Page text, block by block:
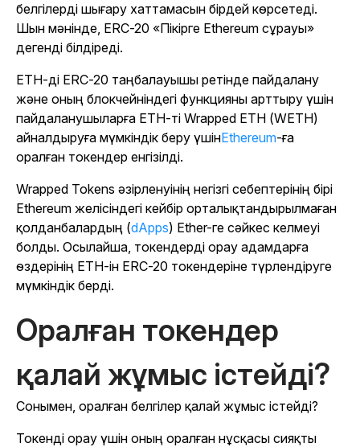
белгілерді шығару хаттамасын бірдей көрсетеді.
Шын мәнінде, ERC-20 «Пікірге Ethereum сұрауы»
дегенді білдіреді.
ETH-ді ERC-20 таңбалауышы ретінде пайдалану
және оның блокчейніндегі функцияны арттыру үшін
пайдаланушыларға ETH-ті Wrapped ETH (WETH)
айналдыруға мүмкіндік беру үшінEthereum-ға
оралған токендер енгізілді.
Wrapped Tokens әзірленуінің негізгі себептерінің бірі
Ethereum желісіндегі кейбір орталықтандырылмаған
қолданбалардың (dApps) Ether-ге сәйкес келмеуі
болды. Осылайша, токендерді орау адамдарға
өздерінің ETH-ін ERC-20 токендеріне түрлендіруге
мүмкіндік берді.
Оралған токендер
қалай жұмыс істейді?
Сонымен, оралған белгілер қалай жұмыс істейді?
Токенді орау үшін оның оралған нұсқасы сияқты